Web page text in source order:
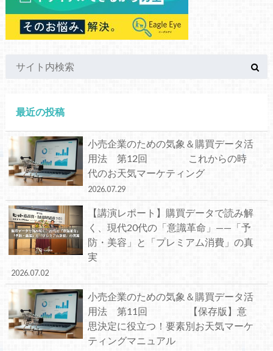
最近の投稿
小売企業のための気象＆購買データ活
用法 第12回 これからの時
代のお天気マーケティング
2026.07.29
【講演レポート】購買データで読み解
く、現代20代の「意識革命」——「予
防・美容」と「プレミアム消費」の真
実
2026.07.02
小売企業のための気象＆購買データ活
用法 第11回 【保存版】意
思決定に役立つ！要素別お天気マーケ
ティングマニュアル